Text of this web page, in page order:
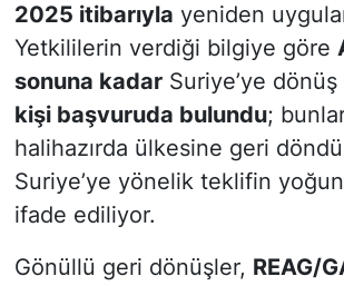
2025 itibarıyla yeniden
Yetkililerin verdiği bilgiye göre
sonuna kadarSuriye’ye dönüş
kişi başvuruda bulundu;
halihazırda ülkesine geri
Suriye’ye yönelik teklifin
ifade ediliyor.
Gönüllü geri dönüşler, REAG/